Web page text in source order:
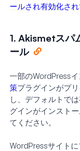
ールされ有効化さ
1. Akismetスパ
ール
一部のWordPressイ
策プラグインがプ
し、デフォルトで
グインがインスト
てください。
WordPressサイト